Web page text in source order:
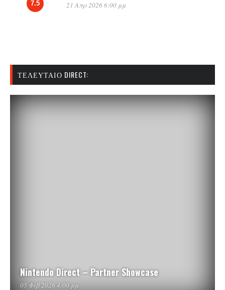
7.5 21 Απρ 2026 6:00 μμ
ΤΕΛΕΥΤΑΊΟ DIRECT:
Nintendo Direct – Partner Showcase
05 Φεβ 2026 4:00 μμ